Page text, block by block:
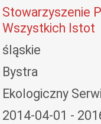
Stowarzyszenie
Wszystkich Istot
śląskie
Bystra
Ekologiczny
2014-04-01 -